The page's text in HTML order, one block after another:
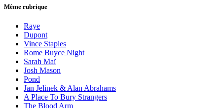
Même rubrique
Raye
Dupont
Vince Staples
Rome Buyce Night
Sarah Maï
Josh Mason
Pond
Jan Jelinek & Alan Abrahams
A Place To Bury Strangers
The Blood Arm